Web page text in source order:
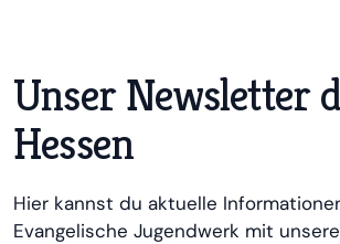
Unser Newsletter
Hessen
Hier kannst du aktuelle
Evangelische Jugendwerk mit